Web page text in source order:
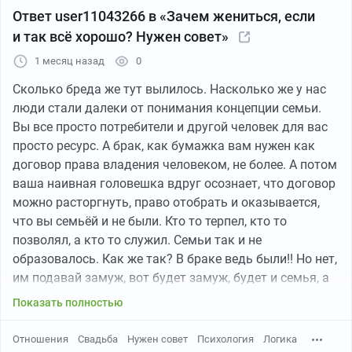
Шаламе?),да чтобы все смотрели и завидовали.
И не важно, что Бред Питт с пузиком и щетиной, а все
не смотрят а накидываются халявным коньячком под
сервелатик - главное не реальность, а мечты. А мечты,
родные мои, должны сбываться. Иначе зачем жить?
Обратная сторона: не дали.
С другой стороны,позиция ТС тоже абсолютно
понятна.Если ты по жизни интроверт, то идея
оказаться в центре внимания нескольких десятков
людей и потратить крупную сумму на один вечер,
который еще и дискомфортен будет -может
восприниматьсяне как праздник, а как
нет", авопрос "какую потребность каждый из нас
Правда, эта история удачно для дуры не завершилась,
Ответ user11043266 в «Зачем жениться, если
и так всё хорошо? Нужен совет»
1 месяц назад 0
Сколько бреда же тут вылилось. Насколько же у нас
люди стали далеки от понимания концепции семьи.
Вы все просто потребители и другой человек для вас
просто ресурс. А брак, как бумажка вам нужен как
договор права владения человеком, не более. А потом
ваша наивная головешка вдруг осознает, что договор
можно расторгнуть, право отобрать и оказывается,
что вы семьёй и не были. Кто то терпел, кто то
позволял, а кто то служил. Семьи так и не
образовалось. Как же так? В браке ведь были!! Но нет,
им подавай замуж, вот будет замуж, будет и семья, а
если нет, то это не серьезно! А с вами вообще
это?
Показать полностью
Отношения Свадьба Нужен совет Психология Логика